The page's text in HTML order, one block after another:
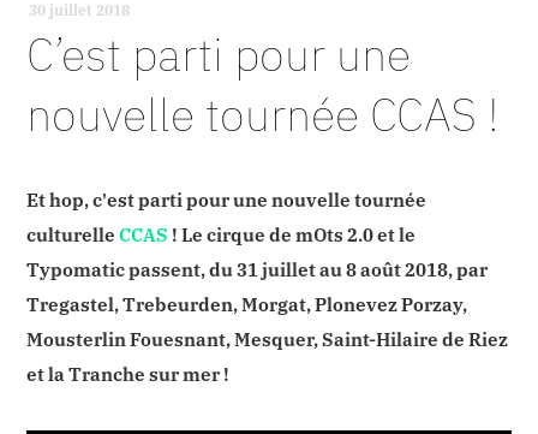
30 juillet 2018
C’est parti pour une
nouvelle tournée CCAS !
Et hop, c'est parti pour une nouvelle tournée
culturelleCCAS ! Le cirque de mOts 2.0 et le
Typomatic passent, du 31 juillet au 8 août 2018, par
Tregastel, Trebeurden, Morgat, Plonevez Porzay,
Mousterlin Fouesnant, Mesquer, Saint-Hilaire de Riez
et la Tranche sur mer !